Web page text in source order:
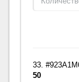
33.
50